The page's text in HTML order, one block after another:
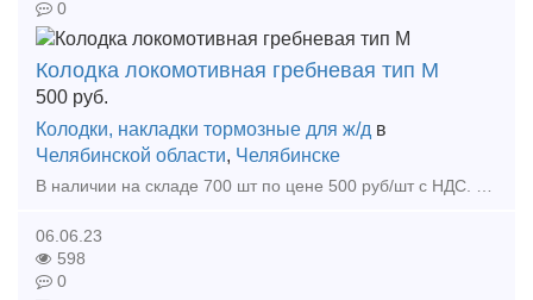
0
Колодка локомотивная гребневая тип М
500 руб.
Колодки, накладки тормозные для ж/д в
Челябинской области, Челябинске
В наличии на складе 700 шт по цене 500 руб/шт с НДС. Так же в наличии имеется Башмак горочный 87.39.00СБ по 880 руб/шт с НДС, Плита упорная 106.00.003-0 по 2200 руб/шт, Сектор запора правый/ле
06.06.23
598
0